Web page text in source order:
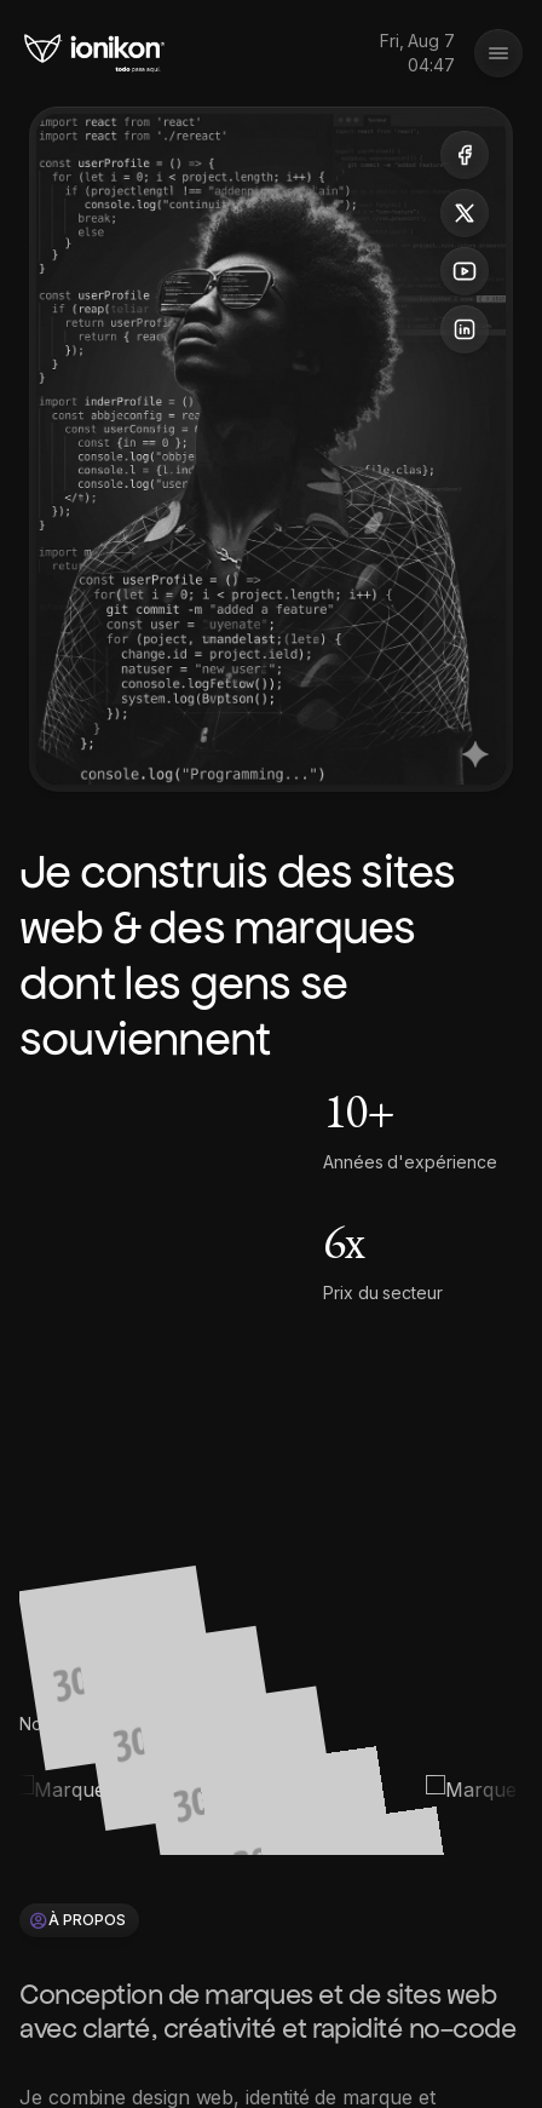
Fri, Aug 7
04:47
Je construis des sites
web & des marques
dont les gens se
souviennent
10+
Années d'expérience
6x
Prix du secteur
Nos clients (2015-25©)
À PROPOS
Conception de marques et de sites web
avec clarté, créativité et rapidité no-code
Je combine design web, identité de marque et